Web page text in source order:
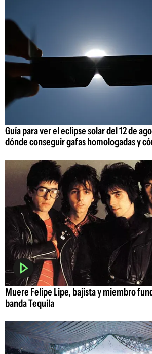
Guía para ver el eclipse solar del 12 de
dónde conseguir gafas homologadas y
Muere Felipe Lipe, bajista y miembro
banda Tequila